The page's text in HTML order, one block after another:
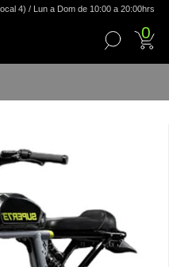
4) / Lun a Dom de 10:00 a 20:00hrs
0